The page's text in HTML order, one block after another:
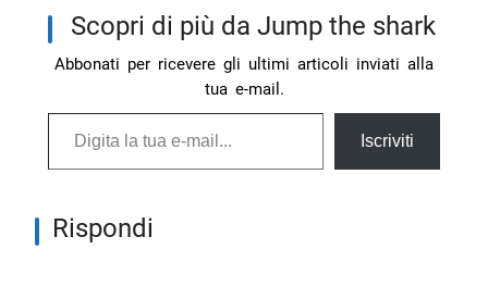
Scopri di più da Jump the shark
Abbonati per ricevere gli ultimi articoli inviati alla
tua e-mail.
Digita la tua e-mail...
Iscriviti
Rispondi